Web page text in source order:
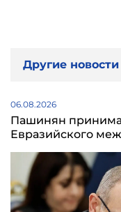
Другие
06.08.2026
Пашинян
Евразийского